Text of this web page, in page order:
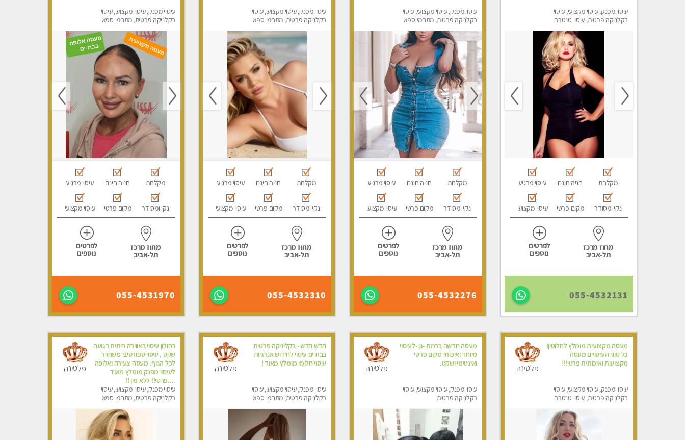
עיסוי מפנק, עיסוי מקצועי, עיסוי
בקלניקה פרטית, עיסוי טנטרה
מקלחת חניה חינם עיסוי מרגיע
נקי ומסודר מקום פרטי עיסוי מקצועי
מחוז מרכז
תל-אביב
לפרטים
נוספים
055-4532131
עיסוי מפנק, עיסוי מקצועי, עיסוי
בקלניקה פרטית, מתחמי ספא
מקלחת חניה חינם עיסוי מרגיע
נקי ומסודר מקום פרטי עיסוי מקצועי
מחוז מרכז
תל-אביב
לפרטים
נוספים
055-4532276
עיסוי מפנק, עיסוי מקצועי, עיסוי
בקלניקה פרטית, מתחמי ספא
מקלחת חניה חינם עיסוי מרגיע
נקי ומסודר מקום פרטי עיסוי מקצועי
מחוז מרכז
תל-אביב
לפרטים
נוספים
055-4532310
עיסוי מפנק, עיסוי מקצועי, עיסוי
בקלניקה פרטית, מתחמי ספא
מקלחת חניה חינם עיסוי מרגיע
נקי ומסודר מקום פרטי עיסוי מקצועי
מחוז מרכז
תל-אביב
לפרטים
נוספים
055-4531970
מעסה מקצועית מומלץ לחלוטין!
כל סוגי העיסויים מעסה
מקצועית ואיכותית פרטי!!!
עיסוי מפנק, עיסוי מקצועי, עיסוי
בקלניקה פרטית, עיסוי טנטרה
פלטינה
מעסה חדשה ברמת -גן -לעיסוי
מיוחד ואיכותי מקום פרטי
ואינטימי ושקט.
עיסוי מפנק, עיסוי מקצועי, עיסוי
בקלניקה פרטית
פלטינה
חדש חדש - בקליניקה פרטית
בבת ים עיסוי לחידוש אנרגיות
עיסוי חלומי מומלץ מאוד !
עיסוי מפנק, עיסוי מקצועי, עיסוי
בקלניקה פרטית, מתחמי ספא
פלטינה
בחולון עיסוי באווירה ביתית רגועה
שקט , עיסוי ספורטיבי משחרר
לכל הגוף. מעסה צעירה ואלופה
לעיסוי מפנק מומלץ מאוד
....פרטי!! ללא מין !!
עיסוי מפנק, עיסוי מקצועי, עיסוי
בקלניקה פרטית, מתחמי ספא
פלטינה